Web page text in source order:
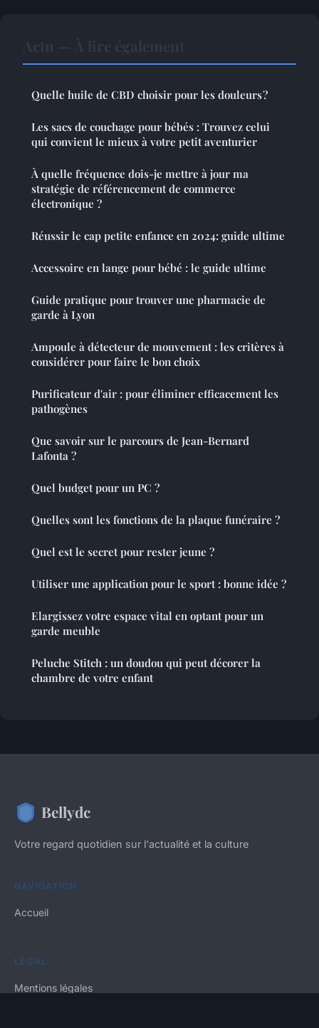
Quelle huile de CBD choisir pour les douleurs ?
Les sacs de couchage pour bébés : Trouvez celui
qui convient le mieux à votre petit aventurier
À quelle fréquence dois-je mettre à jour ma
stratégie de référencement de commerce
électronique ?
Réussir le cap petite enfance en 2024: guide ultime
Accessoire en lange pour bébé : le guide ultime
Guide pratique pour trouver une pharmacie de
garde à Lyon
Ampoule à détecteur de mouvement : les critères à
considérer pour faire le bon choix
Purificateur d'air : pour éliminer efficacement les
pathogènes
Que savoir sur le parcours de Jean-Bernard
Lafonta ?
Quel budget pour un PC ?
Quelles sont les fonctions de la plaque funéraire ?
Quel est le secret pour rester jeune ?
Utiliser une application pour le sport : bonne idée ?
Elargissez votre espace vital en optant pour un
garde meuble
Peluche Stitch : un doudou qui peut décorer la
chambre de votre enfant
Bellydc
Votre regard quotidien sur l'actualité et la culture
NAVIGATION
Accueil
LÉGAL
Mentions légales